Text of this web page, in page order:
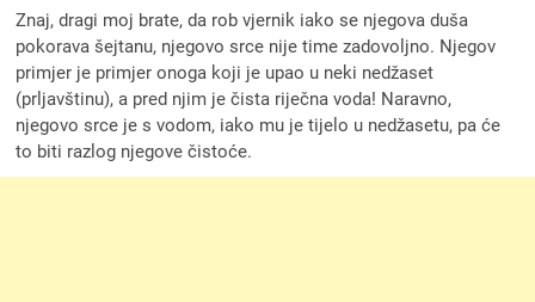
Znaj, dragi moj brate, da rob vjernik iako se njegova duša
pokorava šejtanu, njegovo srce nije time zadovoljno. Njegov
primjer je primjer onoga koji je upao u neki nedžaset
(prljavštinu), a pred njim je čista riječna voda! Naravno,
njegovo srce je s vodom, iako mu je tijelo u nedžasetu, pa će
to biti razlog njegove čistoće.